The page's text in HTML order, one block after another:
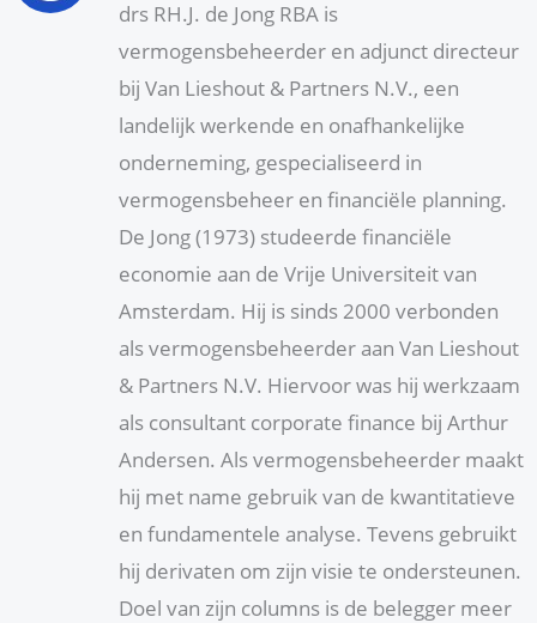
drs RH.J. de Jong RBA is
vermogensbeheerder en adjunct directeur
bij Van Lieshout & Partners N.V., een
landelijk werkende en onafhankelijke
onderneming, gespecialiseerd in
vermogensbeheer en financiële planning.
De Jong (1973) studeerde financiële
economie aan de Vrije Universiteit van
Amsterdam. Hij is sinds 2000 verbonden
als vermogensbeheerder aan Van Lieshout
& Partners N.V. Hiervoor was hij werkzaam
als consultant corporate finance bij Arthur
Andersen. Als vermogensbeheerder maakt
hij met name gebruik van de kwantitatieve
en fundamentele analyse. Tevens gebruikt
hij derivaten om zijn visie te ondersteunen.
Doel van zijn columns is de belegger meer